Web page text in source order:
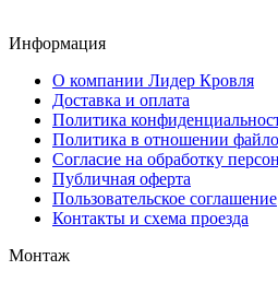
Информация
О компании Лидер Кровля
Доставка и оплата
Политика
Политика в отношении
Согласие на обработку
Публичная оферта
Пользовательское соглашение
Контакты и схема проезда
Монтаж